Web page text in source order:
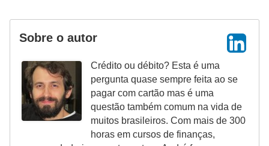
Sobre o autor
Crédito ou débito? Esta é uma
pergunta quase sempre feita ao se
pagar com cartão mas é uma
questão também comum na vida de
muitos brasileiros. Com mais de 300
horas em cursos de finanças,